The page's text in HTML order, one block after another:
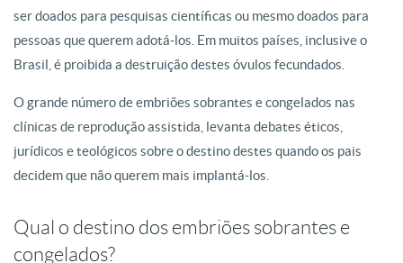
ser doados para pesquisas científicas ou mesmo doados para
pessoas que querem adotá-los. Em muitos países, inclusive o
Brasil, é proibida a destruição destes óvulos fecundados.
O grande número de embriões sobrantes e congelados nas
clínicas de reprodução assistida, levanta debates éticos,
jurídicos e teológicos sobre o destino destes quando os pais
decidem que não querem mais implantá-los.
Qual o destino dos embriões sobrantes e
congelados?